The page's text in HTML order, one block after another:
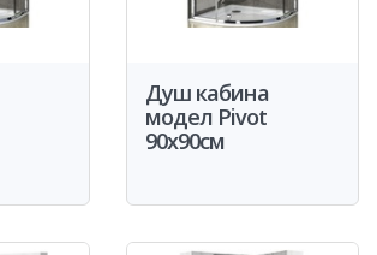
Душ кабина
модел Pivot
90x90см